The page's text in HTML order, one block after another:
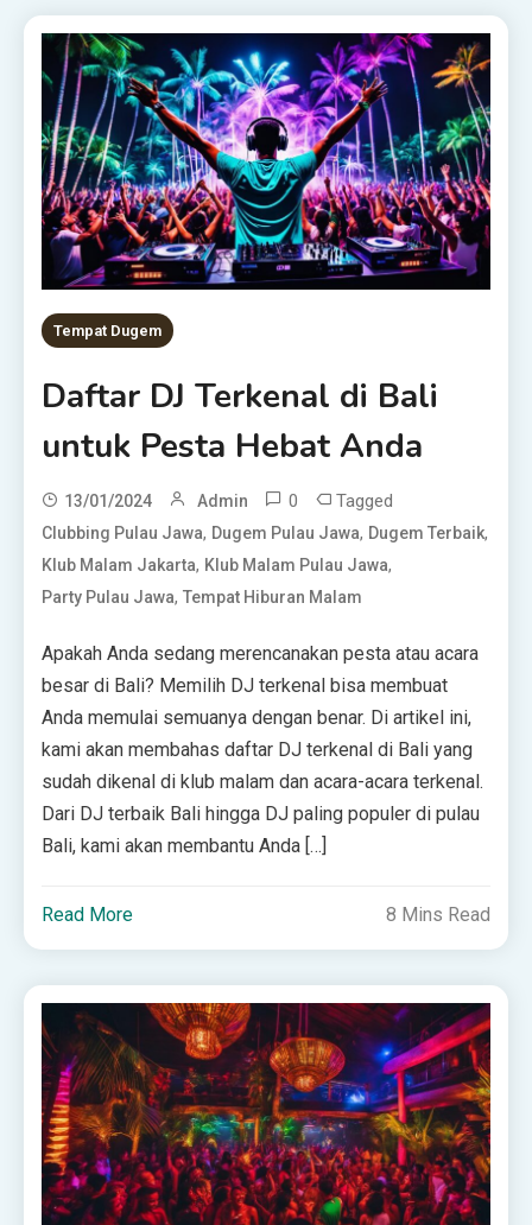
Tempat Dugem
Daftar DJ Terkenal di Bali
untuk Pesta Hebat Anda
13/01/2024 Admin 0 Tagged
Clubbing Pulau Jawa, Dugem Pulau Jawa, Dugem Terbaik,
Klub Malam Jakarta, Klub Malam Pulau Jawa,
Party Pulau Jawa,Tempat Hiburan Malam
Apakah Anda sedang merencanakan pesta atau acara
besar di Bali? Memilih DJ terkenal bisa membuat
Anda memulai semuanya dengan benar. Di artikel ini,
kami akan membahas daftar DJ terkenal di Bali yang
sudah dikenal di klub malam dan acara-acara terkenal.
Dari DJ terbaik Bali hingga DJ paling populer di pulau
Bali, kami akan membantu Anda […]
Read More 8 Mins Read